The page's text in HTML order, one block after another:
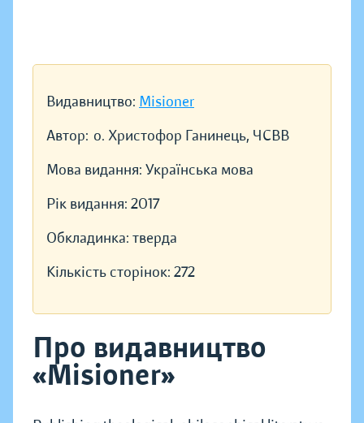
Видавництво: Misioner
Автор: о. Христофор Ганинець, ЧСВВ
Мова видання: Українська мова
Рік видання: 2017
Обкладинка: тверда
Кількість сторінок: 272
Про видавництво
«Misioner»